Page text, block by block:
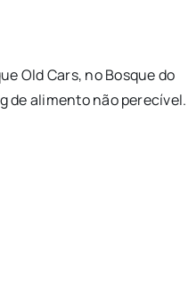
Old Cars, no Bosque do
de alimento não perecível.